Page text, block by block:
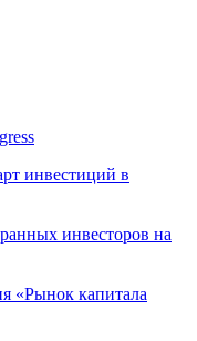
инвестиций в
инвесторов на